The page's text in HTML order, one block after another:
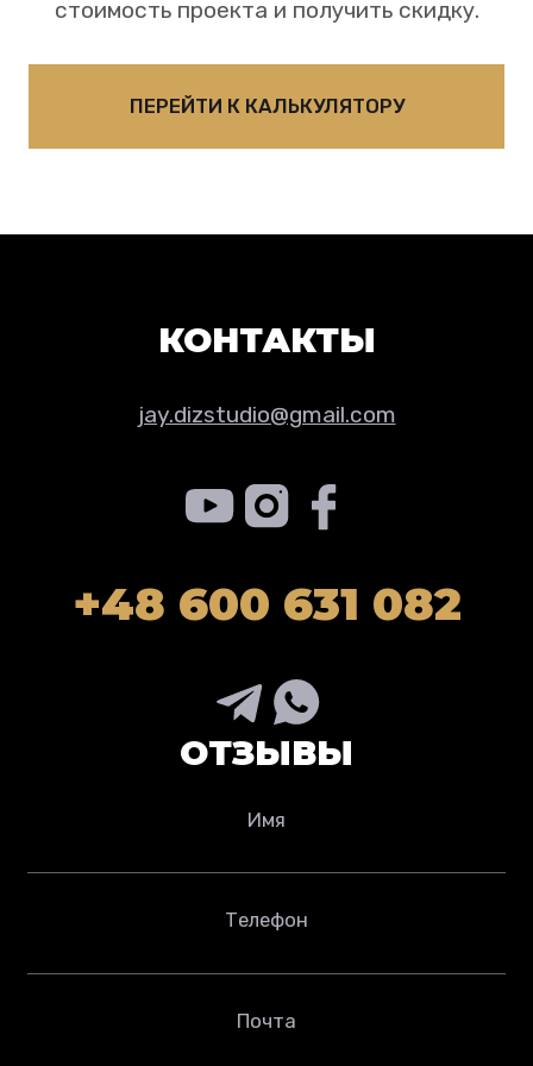
результатов нашей работы.
стоимость проекта и получить скидку.
ПЕРЕЙТИ К КАЛЬКУЛЯТОРУ
КОНТАКТЫ
jay.dizstudio@gmail.com
+48 600 631 082
ОТЗЫВЫ
Имя
Телефон
Почта